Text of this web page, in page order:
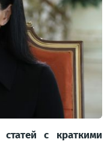
с краткими